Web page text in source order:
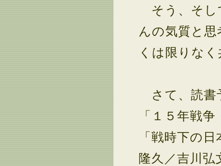
そう、そし
んの気質と
くは限りな
さて、読
「１５年戦
「戦時下の
隆久／吉川弘